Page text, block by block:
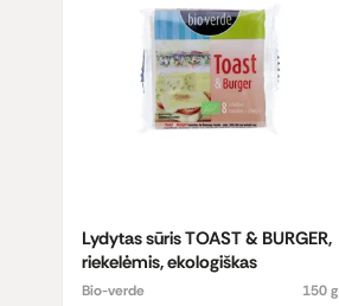
Lydytas sūris TOAST & BURGER,
riekelėmis, ekologiškas
Bio-verde
150 g